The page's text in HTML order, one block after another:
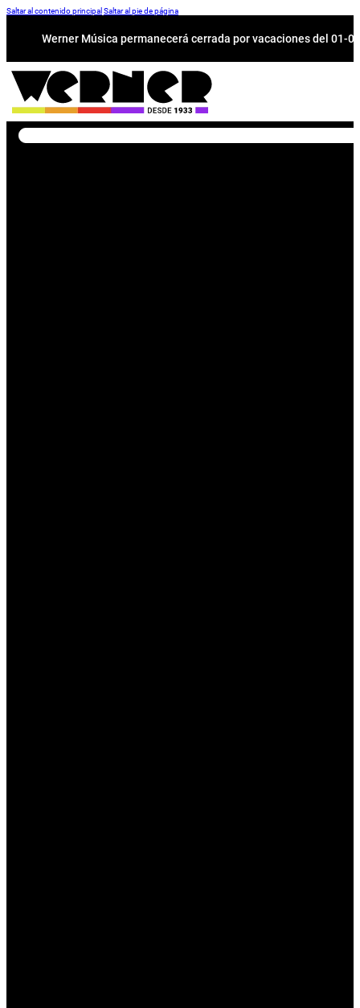
Saltar al contenido principal Saltar al pie de página
Werner Música permanecerá cerrada por vacaciones del 01-
Buscar